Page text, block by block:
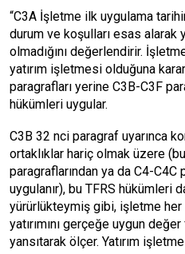
“C3A İşletme ilk uygulama
durum ve koşulları esas alarak
olmadığını değerlendirir.
yatırım işletmesi olduğuna
paragrafları yerine C3B-C3F
hükümleri uygular.
C3B 32 nci paragraf uyarınca
ortaklıklar hariç olmak üzere
paragraflarından ya da C4-C4C
uygulanır), bu TFRS hükümleri
yürürlükteymiş gibi, işletme her
yatırımını gerçeğe uygun
yansıtarak ölçer. Yatırım